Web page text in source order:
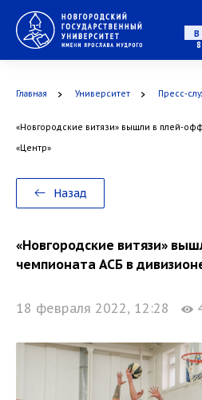
В
Главная Университет Пресс-
«Новгородские витязи» вышли в плей-
«Центр»
Назад
«Новгородские витязи»
чемпионата АСБ в
18 февраля 2022, 12:28